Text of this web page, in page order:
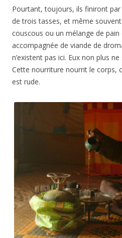
Pourtant, toujours, ils finiront
de trois tasses, et même
couscous ou un mélange de pain
accompagnée de viande de
n’existent pas ici. Eux non plus
Cette nourriture nourrit le corps,
est rude.